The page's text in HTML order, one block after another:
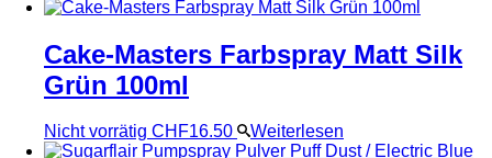
Cake-Masters Farbspray Matt Silk
Grün 100ml
Nicht vorrätig CHF16.50 Weiterlesen